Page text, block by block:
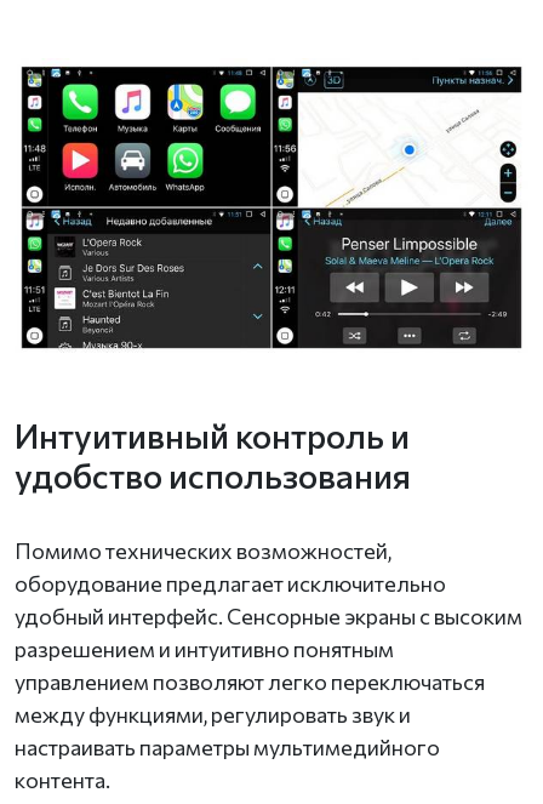
Интуитивный контроль и
удобство использования
Помимо технических возможностей,
оборудование предлагает исключительно
удобный интерфейс. Сенсорные экраны с высоким
разрешением и интуитивно понятным
управлением позволяют легко переключаться
между функциями, регулировать звук и
настраивать параметры мультимедийного
контента.